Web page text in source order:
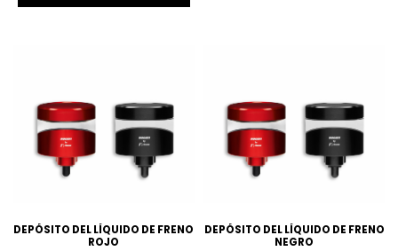
DEPÓSITO DEL LÍQUIDO DE FRENO
ROJO
DEPÓSITO DEL LÍQUIDO DE FRENO
NEGRO